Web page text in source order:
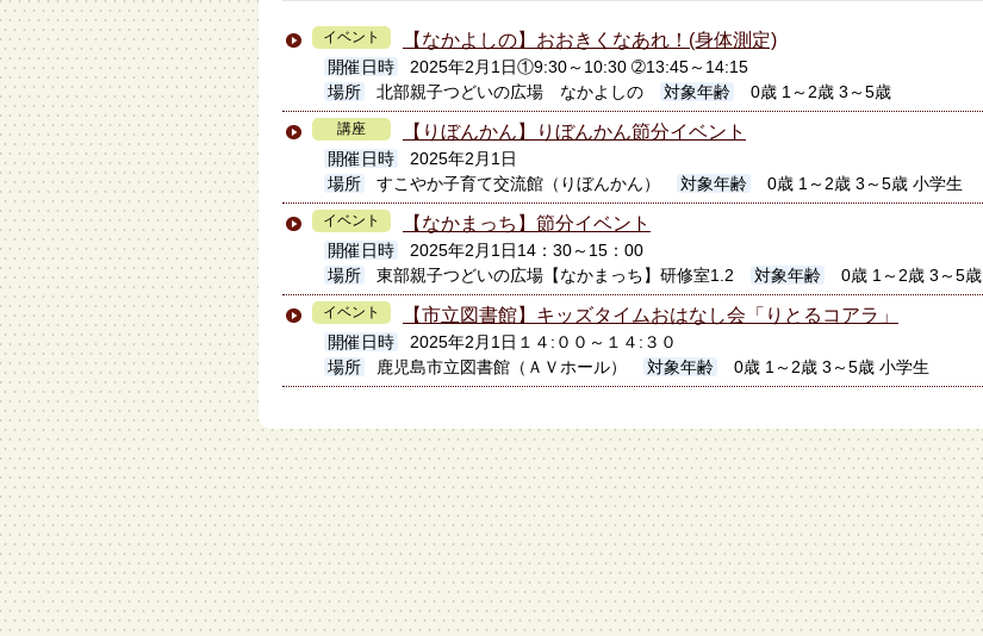
イベント 【なかよしの】おおきくなあれ！(身体測定)
開催日時
2025年2月1日①9:30～10:30 ➁13:45～14:15
場所
北部親子つどいの広場 なかよしの 対象年齢 0歳 1～2歳 3～5歳
講座 【りぼんかん】りぼんかん節分イベント
開催日時
2025年2月1日
場所
すこやか子育て交流館（りぼんかん） 対象年齢 0歳 1～2歳 3～5歳 小学生
イベント 【なかまっち】節分イベント
開催日時
2025年2月1日14：30～15：00
場所
東部親子つどいの広場【なかまっち】研修室1.2 対象年齢 0歳 1～2歳 3～5歳
イベント 【市立図書館】キッズタイムおはなし会「りとるコアラ」
開催日時
2025年2月1日１４:００～１４:３０
場所
鹿児島市立図書館（ＡＶホール） 対象年齢 0歳 1～2歳 3～5歳 小学生